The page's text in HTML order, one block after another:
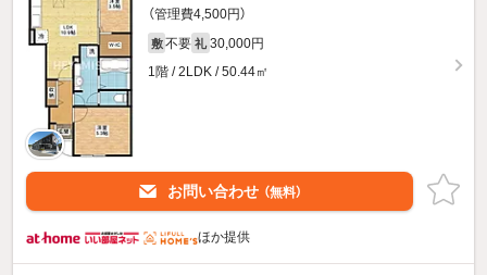
（管理費4,500円）
敷 不要 礼 30,000円
1階 / 2LDK / 50.44㎡
お問い合わせ （無料）
ほか提供